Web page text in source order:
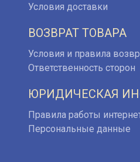
Условия доставки
ВОЗВРАТ ТОВАРА
Условия и правила
Ответственность сторон
ЮРИДИЧЕСКАЯ
Правила работы
Персональные данные